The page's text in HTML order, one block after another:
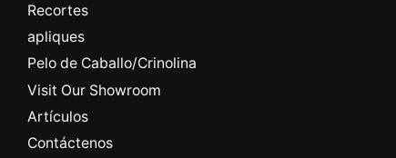
Recortes
apliques
Pelo de Caballo/Crinolina
Visit Our Showroom
Artículos
Contáctenos